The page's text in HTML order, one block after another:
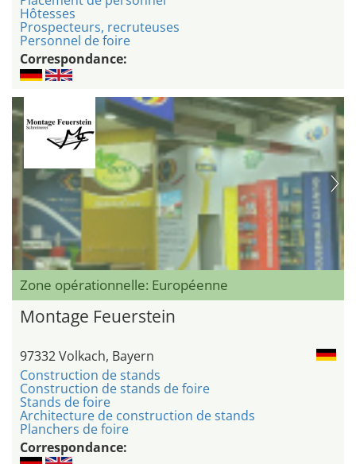
Hôtesses
Prospecteurs, recruteuses
Personnel de foire
Correspondance:
Zone opérationnelle: Européenne
Montage Feuerstein
97332 Volkach, Bayern
Construction de stands
Construction de stands de foire
Stands de foire
Architecture de construction de stands
Planchers de foire
Correspondance: